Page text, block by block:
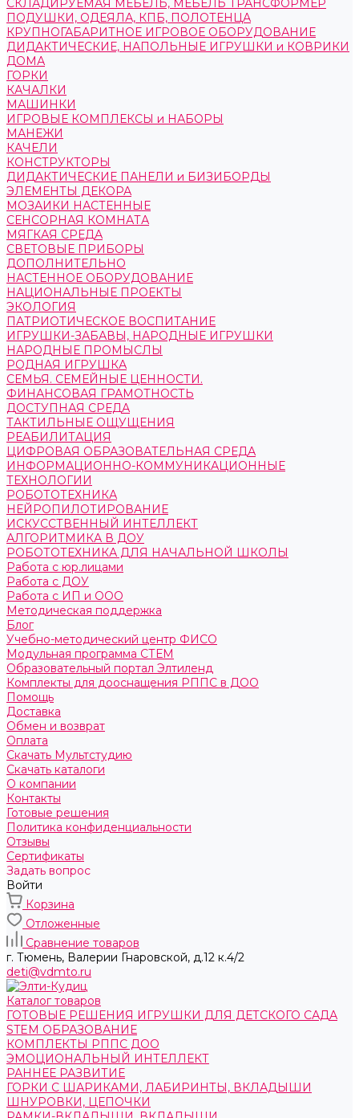
СКЛАДИРУЕМАЯ МЕБЕЛЬ, МЕБЕЛЬ ТРАНСФОРМЕР
ПОДУШКИ, ОДЕЯЛА, КПБ, ПОЛОТЕНЦА
КРУПНОГАБАРИТНОЕ ИГРОВОЕ ОБОРУДОВАНИЕ
ДИДАКТИЧЕСКИЕ, НАПОЛЬНЫЕ ИГРУШКИ и КОВРИКИ
ДОМА
ГОРКИ
КАЧАЛКИ
МАШИНКИ
ИГРОВЫЕ КОМПЛЕКСЫ и НАБОРЫ
МАНЕЖИ
КАЧЕЛИ
КОНСТРУКТОРЫ
ДИДАКТИЧЕСКИЕ ПАНЕЛИ и БИЗИБОРДЫ
ЭЛЕМЕНТЫ ДЕКОРА
МОЗАИКИ НАСТЕННЫЕ
СЕНСОРНАЯ КОМНАТА
МЯГКАЯ СРЕДА
СВЕТОВЫЕ ПРИБОРЫ
ДОПОЛНИТЕЛЬНО
НАСТЕННОЕ ОБОРУДОВАНИЕ
НАЦИОНАЛЬНЫЕ ПРОЕКТЫ
ЭКОЛОГИЯ
ПАТРИОТИЧЕСКОЕ ВОСПИТАНИЕ
ИГРУШКИ-ЗАБАВЫ, НАРОДНЫЕ ИГРУШКИ
НАРОДНЫЕ ПРОМЫСЛЫ
РОДНАЯ ИГРУШКА
СЕМЬЯ. СЕМЕЙНЫЕ ЦЕННОСТИ.
ФИНАНСОВАЯ ГРАМОТНОСТЬ
ДОСТУПНАЯ СРЕДА
ТАКТИЛЬНЫЕ ОЩУЩЕНИЯ
РЕАБИЛИТАЦИЯ
ЦИФРОВАЯ ОБРАЗОВАТЕЛЬНАЯ СРЕДА
ИНФОРМАЦИОННО-КОММУНИКАЦИОННЫЕ
ТЕХНОЛОГИИ
РОБОТОТЕХНИКА
НЕЙРОПИЛОТИРОВАНИЕ
ИСКУССТВЕННЫЙ ИНТЕЛЛЕКТ
АЛГОРИТМИКА В ДОУ
РОБОТОТЕХНИКА ДЛЯ НАЧАЛЬНОЙ ШКОЛЫ
Работа с юр.лицами
Работа с ДОУ
Работа с ИП и ООО
Методическая поддержка
Блог
Учебно-методический центр ФИСО
Модульная программа СТЕМ
Образовательный портал Элтиленд
Комплекты для дооснащения РППС в ДОО
Помощь
Доставка
Обмен и возврат
Оплата
Скачать Мультстудию
Скачать каталоги
О компании
Контакты
Готовые решения
Политика конфиденциальности
Отзывы
Сертификаты
Задать вопрос
Войти
Корзина
Отложенные
Сравнение товаров
г. Тюмень, ​Валерии Гнаровской, д.12 к.4/2
deti@vdmto.ru
Каталог товаров
ГОТОВЫЕ РЕШЕНИЯ ИГРУШКИ ДЛЯ ДЕТСКОГО САДА
STEM ОБРАЗОВАНИЕ
КОМПЛЕКТЫ РППС ДОО
ЭМОЦИОНАЛЬНЫЙ ИНТЕЛЛЕКТ
РАННЕЕ РАЗВИТИЕ
ГОРКИ С ШАРИКАМИ, ЛАБИРИНТЫ, ВКЛАДЫШИ
ШНУРОВКИ, ЦЕПОЧКИ